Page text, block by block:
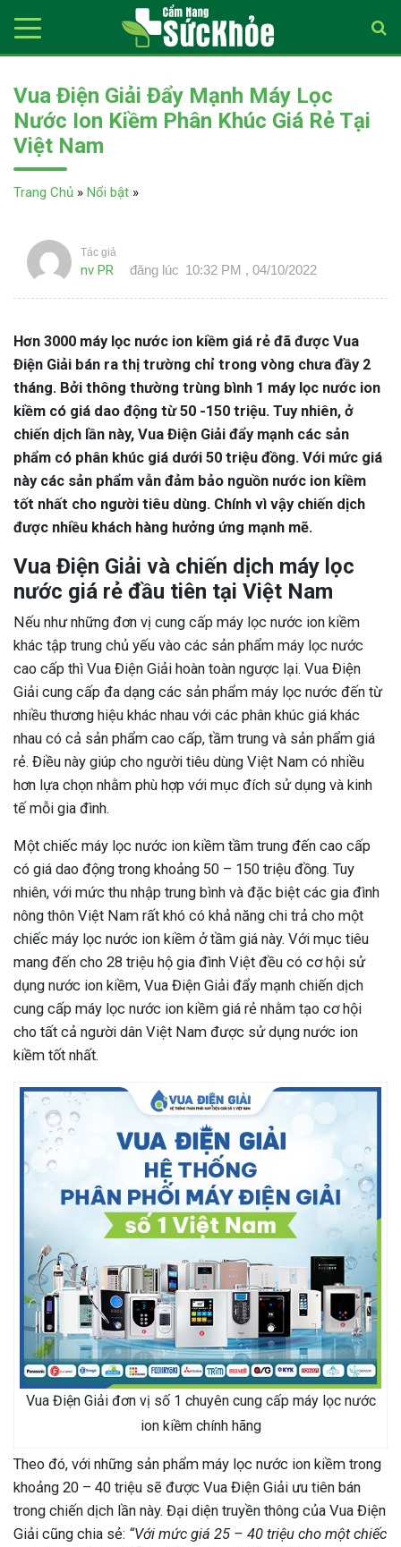
Vua Điện Giải Đẩy Mạnh Máy Lọc
Nước Ion Kiềm Phân Khúc Giá Rẻ Tại
Việt Nam
Trang Chủ » Nổi bật »
Tác giả
nv PR đăng lúc 10:32 PM , 04/10/2022
Hơn 3000 máy lọc nước ion kiềm giá rẻ đã được Vua
Điện Giải bán ra thị trường chỉ trong vòng chưa đầy 2
tháng. Bởi thông thường trùng bình 1 máy lọc nước ion
kiềm có giá dao động từ 50 -150 triệu. Tuy nhiên, ở
chiến dịch lần này, Vua Điện Giải đẩy mạnh các sản
phẩm có phân khúc giá dưới 50 triệu đồng. Với mức giá
này các sản phẩm vẫn đảm bảo nguồn nước ion kiềm
tốt nhất cho người tiêu dùng. Chính vì vậy chiến dịch
được nhiều khách hàng hưởng ứng mạnh mẽ.
Vua Điện Giải và chiến dịch máy lọc
nước giá rẻ đầu tiên tại Việt Nam
Nếu như những đơn vị cung cấp máy lọc nước ion kiềm
khác tập trung chủ yếu vào các sản phẩm máy lọc nước
cao cấp thì Vua Điện Giải hoàn toàn ngược lại. Vua Điện
Giải cung cấp đa dạng các sản phẩm máy lọc nước đến từ
nhiều thương hiệu khác nhau với các phân khúc giá khác
nhau có cả sản phẩm cao cấp, tầm trung và sản phẩm giá
rẻ. Điều này giúp cho người tiêu dùng Việt Nam có nhiều
hơn lựa chọn nhằm phù hợp với mục đích sử dụng và kinh
tế mỗi gia đình.
Một chiếc máy lọc nước ion kiềm tầm trung đến cao cấp
có giá dao động trong khoảng 50 – 150 triệu đồng. Tuy
nhiên, với mức thu nhập trung bình và đặc biệt các gia đình
nông thôn Việt Nam rất khó có khả năng chi trả cho một
chiếc máy lọc nước ion kiềm ở tầm giá này. Với mục tiêu
mang đến cho 28 triệu hộ gia đình Việt đều có cơ hội sử
dụng nước ion kiềm, Vua Điện Giải đẩy mạnh chiến dịch
cung cấp máy lọc nước ion kiềm giá rẻ nhằm tạo cơ hội
cho tất cả người dân Việt Nam được sử dụng nước ion
kiềm tốt nhất.
Vua Điện Giải đơn vị số 1 chuyên cung cấp máy lọc nước
ion kiềm chính hãng
Theo đó, với những sản phẩm máy lọc nước ion kiềm trong
khoảng 20 – 40 triệu sẽ được Vua Điện Giải ưu tiên bán
trong chiến dịch lần này. Đại diện truyền thông của Vua Điện
Giải cũng chia sẻ: “Với mức giá 25 – 40 triệu cho một chiếc